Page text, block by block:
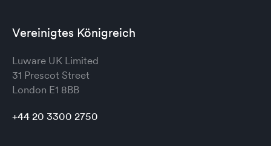
Vereinigtes Königreich
Luware UK Limited
31 Prescot Street
London E1 8BB
+44 20 3300 2750